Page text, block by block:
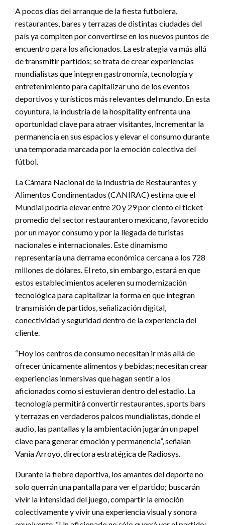
A pocos días del arranque de la fiesta futbolera,
restaurantes, bares y terrazas de distintas ciudades del
país ya compiten por convertirse en los nuevos puntos de
encuentro para los aficionados. La estrategia va más allá
de transmitir partidos; se trata de crear experiencias
mundialistas que integren gastronomía, tecnología y
entretenimiento para capitalizar uno de los eventos
deportivos y turísticos más relevantes del mundo. En esta
coyuntura, la industria de la hospitality enfrenta una
oportunidad clave para atraer visitantes, incrementar la
permanencia en sus espacios y elevar el consumo durante
una temporada marcada por la emoción colectiva del
fútbol.
La Cámara Nacional de la Industria de Restaurantes y
Alimentos Condimentados (CANIRAC) estima que el
Mundial podría elevar entre 20 y 29 por ciento el ticket
promedio del sector restaurantero mexicano, favorecido
por un mayor consumo y por la llegada de turistas
nacionales e internacionales. Este dinamismo
representaría una derrama económica cercana a los 728
millones de dólares. El reto, sin embargo, estará en que
estos establecimientos aceleren su modernización
tecnológica para capitalizar la forma en que integran
transmisión de partidos, señalización digital,
conectividad y seguridad dentro de la experiencia del
cliente.
“Hoy los centros de consumo necesitan ir más allá de
ofrecer únicamente alimentos y bebidas; necesitan crear
experiencias inmersivas que hagan sentir a los
aficionados como si estuvieran dentro del estadio. La
tecnología permitirá convertir restaurantes, sports bars
y terrazas en verdaderos palcos mundialistas, donde el
audio, las pantallas y la ambientación jugarán un papel
clave para generar emoción y permanencia”, señalan
Vania Arroyo, directora estratégica de Radiosys.
Durante la fiebre deportiva, los amantes del deporte no
solo querrán una pantalla para ver el partido; buscarán
vivir la intensidad del juego, compartir la emoción
colectivamente y vivir una experiencia visual y sonora